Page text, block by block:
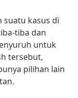
suatu kasus di
tiba dan
untuk
tersebut,
pilihan lain